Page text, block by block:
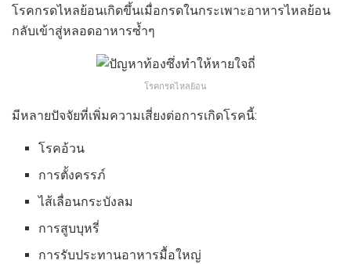
โรคกรดไหลย้อนเกิดขึ้นเมื่อกรดในกระเพาะอาหารไหลย้อน
กลับเข้าสู่หลอดอาหารซ้ำๆ
โรคกรดไหลย้อน
มีหลายปัจจัยที่เพิ่มความเสี่ยงต่อการเกิดโรคนี้:
โรคอ้วน
การตั้งครรภ์
ไส้เลื่อนกระบังลม
การสูบบุหรี่
การรับประทานอาหารมื้อใหญ่